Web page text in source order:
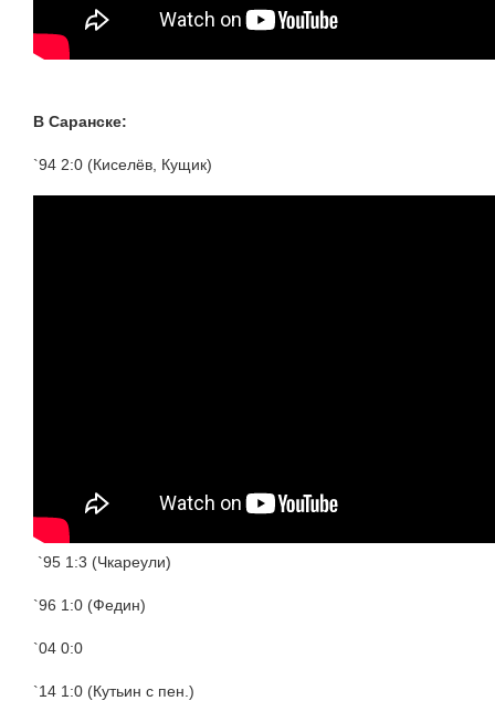
В Саранске:
`94 2:0 (Киселёв, Кущик)
`95 1:3 (Чкареули)
`96 1:0 (Федин)
`04 0:0
`14 1:0 (Кутьин с пен.)